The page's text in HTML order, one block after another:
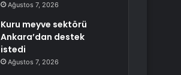
Ağustos 7, 2026
Kuru meyve sektörü
Ankara’dan destek
istedi
Ağustos 7, 2026